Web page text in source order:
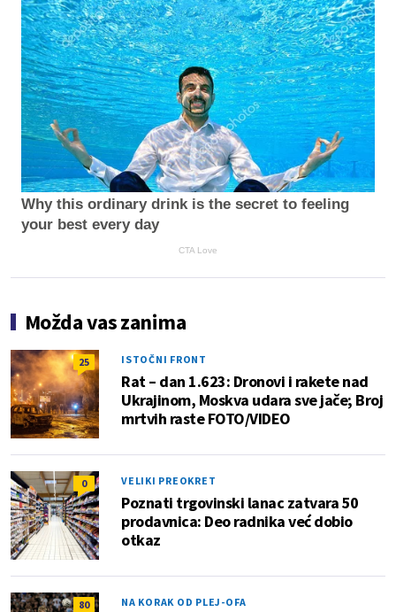
Why this ordinary drink is the secret to feeling
your best every day
CTA Love
Možda vas zanima
25 ISTOČNI FRONT
Rat – dan 1.623: Dronovi i rakete nad
Ukrajinom, Moskva udara sve jače; Broj
mrtvih raste FOTO/VIDEO
0 VELIKI PREOKRET
Poznati trgovinski lanac zatvara 50
prodavnica: Deo radnika već dobio
otkaz
80 NA KORAK OD PLEJ-OFA